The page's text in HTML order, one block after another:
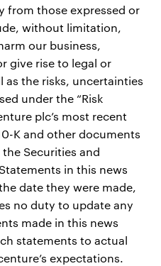
from those expressed or
without limitation,
our business,
give rise to legal or
the risks, uncertainties
under the “Risk
plc’s most recent
K and other documents
Securities and
in this news
date they were made,
no duty to update any
made in this news
statements to actual
expectations.